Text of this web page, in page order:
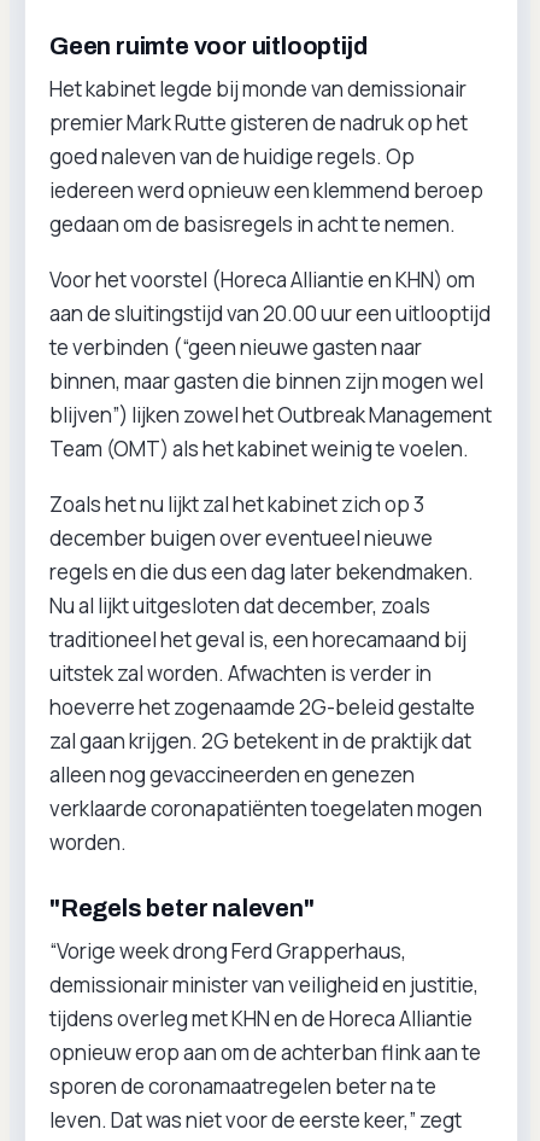
Geen ruimte voor uitlooptijd
Het kabinet legde bij monde van demissionair
premier Mark Rutte gisteren de nadruk op het
goed naleven van de huidige regels. Op
iedereen werd opnieuw een klemmend beroep
gedaan om de basisregels in acht te nemen.
Voor het voorstel (Horeca Alliantie en KHN) om
aan de sluitingstijd van 20.00 uur een uitlooptijd
te verbinden (“geen nieuwe gasten naar
binnen, maar gasten die binnen zijn mogen wel
blijven”) lijken zowel het Outbreak Management
Team (OMT) als het kabinet weinig te voelen.
Zoals het nu lijkt zal het kabinet zich op 3
december buigen over eventueel nieuwe
regels en die dus een dag later bekendmaken.
Nu al lijkt uitgesloten dat december, zoals
traditioneel het geval is, een horecamaand bij
uitstek zal worden. Afwachten is verder in
hoeverre het zogenaamde 2G-beleid gestalte
zal gaan krijgen. 2G betekent in de praktijk dat
alleen nog gevaccineerden en genezen
verklaarde coronapatiënten toegelaten mogen
worden.
"Regels beter naleven"
“Vorige week drong Ferd Grapperhaus,
demissionair minister van veiligheid en justitie,
tijdens overleg met KHN en de Horeca Alliantie
opnieuw erop aan om de achterban flink aan te
sporen de coronamaatregelen beter na te
leven. Dat was niet voor de eerste keer,” zegt